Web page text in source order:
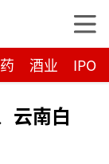
酒业 IPO
云南白